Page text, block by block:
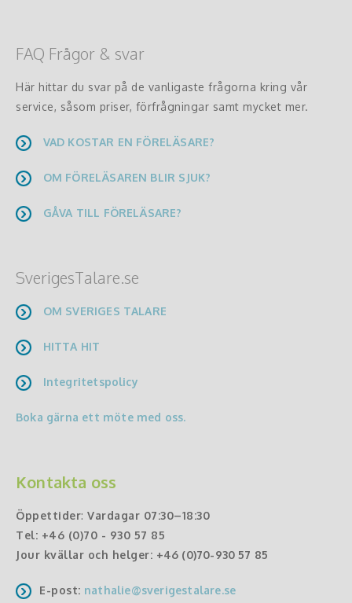
FAQ Frågor & svar
Här hittar du svar på de vanligaste frågorna kring vår
service, såsom priser, förfrågningar samt mycket mer.
VAD KOSTAR EN FÖRELÄSARE?
OM FÖRELÄSAREN BLIR SJUK?
GÅVA TILL FÖRELÄSARE?
SverigesTalare.se
OM SVERIGES TALARE
HITTA HIT
Integritetspolicy
Boka gärna ett möte med oss.
Kontakta oss
Öppettider: Vardagar 07:30–18:30
Tel: +46 (0)70 - 930 57 85
Jour kvällar och helger: +46 (0)70-930 57 85
E-post: nathalie@sverigestalare.se